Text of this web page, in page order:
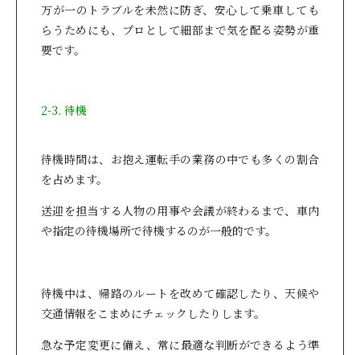
万が一のトラブルを未然に防ぎ、安心して乗車しても
らうためにも、プロとして細部まで気を配る姿勢が重
要です。
2-3. 待機
待機時間は、お抱え運転手の業務の中でも多くの割合
を占めます。
送迎を担当する人物の用事や会議が終わるまで、車内
や指定の待機場所で待機するのが一般的です。
待機中は、帰路のルートを改めて確認したり、天候や
交通情報をこまめにチェックしたりします。
急な予定変更に備え、常に最適な判断ができるよう準